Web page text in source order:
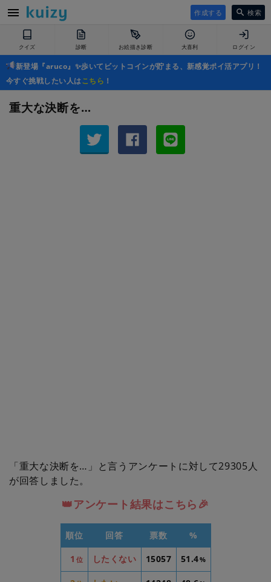
作成する 検索
クイズ 診断 お絵描き診断 大喜利 ログイン
新登場『aruco』✨歩いてビットコインが貯まる、新感覚ポイ活アプリ！
今すぐ挑戦したい人はこちら ！
重大な決断を…
「重大な決断を…」と言うアンケートに対して29305人
が回答しました。
👑アンケート結果はこちら🎉
順位 回答 票数 %
1 位 したくない 15057 51.4%